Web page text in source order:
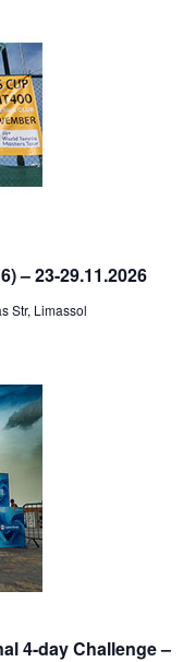
– 23-29.11.2026
Str, Limassol
4-day Challenge –